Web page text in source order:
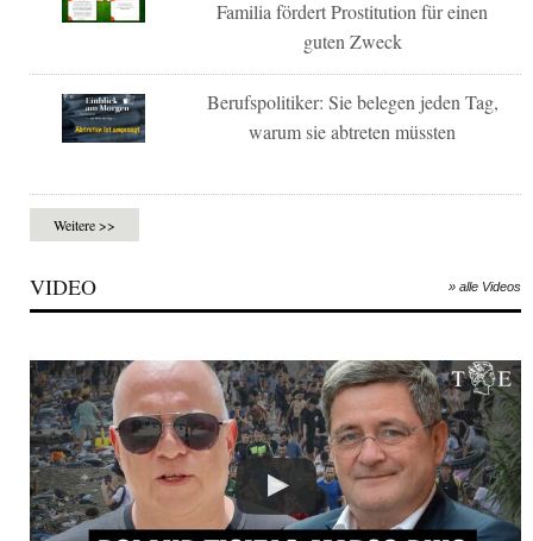
Familia fördert Prostitution für einen
guten Zweck
Berufspolitiker: Sie belegen jeden Tag,
warum sie abtreten müssten
Weitere >>
VIDEO » alle Videos